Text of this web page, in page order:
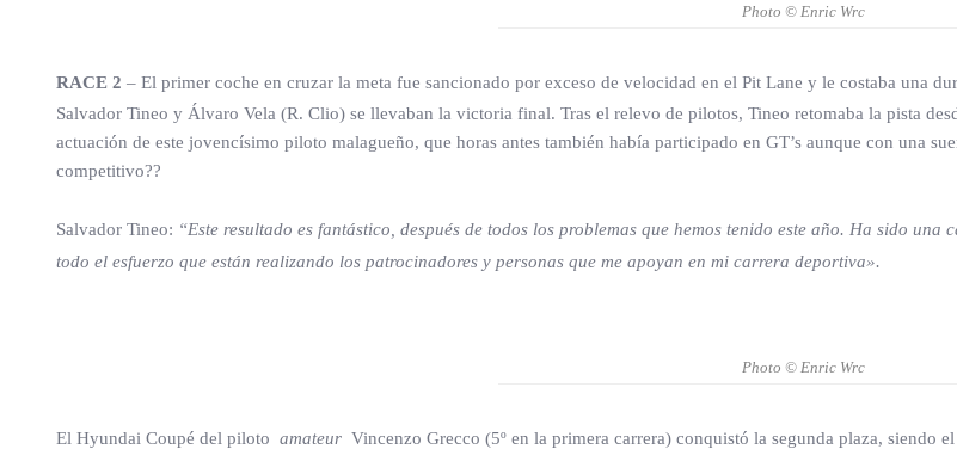
Photo © Enric Wrc
RACE 2 – El primer coche en cruzar la meta fue sancionado por exceso de velocidad en el Pit Lane y le costaba una
Salvador Tineo y Álvaro Vela (R. Clio) se llevaban la victoria final. Tras el relevo de pilotos, Tineo retomaba la pista
actuación de este jovencísimo piloto malagueño, que horas antes también había participado en GT’s aunque con una
competitivo??
Salvador Tineo: “Este resultado es fantástico, después de todos los problemas que hemos tenido este año. Ha sido
todo el esfuerzo que están realizando los patrocinadores y personas que me apoyan en mi carrera deportiva».
Photo © Enric Wrc
El Hyundai Coupé del piloto amateur Vincenzo Grecco (5º en la primera carrera) conquistó la segunda plaza, siendo